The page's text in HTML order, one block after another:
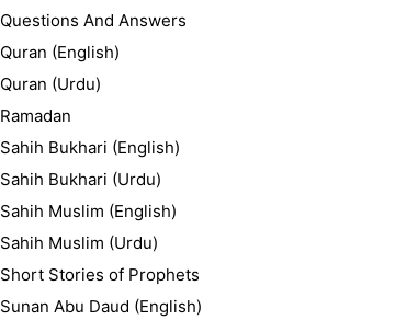
Questions And Answers
Quran (English)
Quran (Urdu)
Ramadan
Sahih Bukhari (English)
Sahih Bukhari (Urdu)
Sahih Muslim (English)
Sahih Muslim (Urdu)
Short Stories of Prophets
Sunan Abu Daud (English)